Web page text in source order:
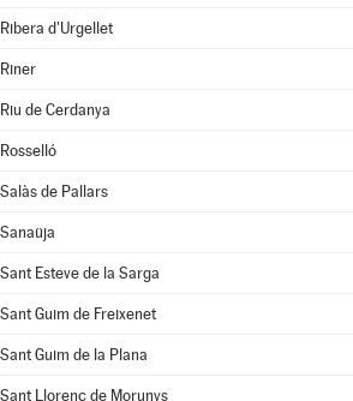
Ribera d'Urgellet
Riner
Riu de Cerdanya
Rosselló
Salàs de Pallars
Sanaüja
Sant Esteve de la Sarga
Sant Guim de Freixenet
Sant Guim de la Plana
Sant Llorenç de Morunys